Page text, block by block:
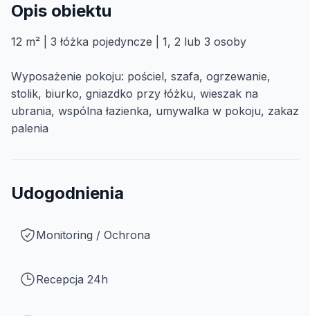
Opis obiektu
12 m² | 3 łóżka pojedyncze | 1, 2 lub 3 osoby
Wyposażenie pokoju: pościel, szafa, ogrzewanie,
stolik, biurko, gniazdko przy łóżku, wieszak na
ubrania, wspólna łazienka, umywalka w pokoju, zakaz
palenia
Udogodnienia
Monitoring / Ochrona
Recepcja 24h